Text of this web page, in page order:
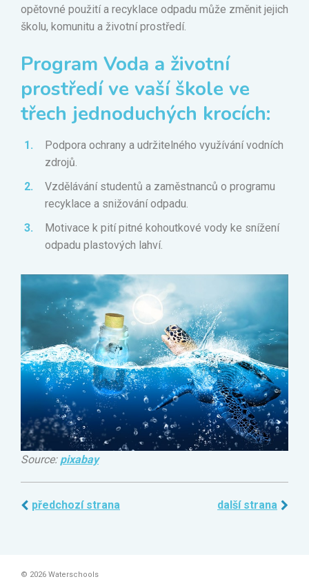
opětovné použití a recyklace odpadu může změnit jejich
školu, komunitu a životní prostředí.
Program Voda a životní
prostředí ve vaší škole ve
třech jednoduchých krocích:
Podpora ochrany a udržitelného využívání vodních
zdrojů.
Vzdělávání studentů a zaměstnanců o programu
recyklace a snižování odpadu.
Motivace k pití pitné kohoutkové vody ke snížení
odpadu plastových lahví.
Source: pixabay
předchozí strana další strana
© 2026 Waterschools